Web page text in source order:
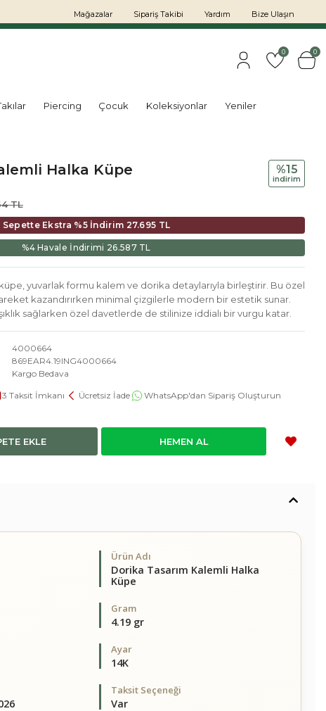
Mağazalar Sipariş Takibi Yardım Bize Ulaşın
0 0
Piercing Çocuk Koleksiyonlar Yeniler
Halka Küpe
TL
%15
i̇ndi̇ri̇m
Sepette Ekstra %5 İndirim 27.695 TL
%4 Havale İndirimi 26.587 TL
yuvarlak formu kalem ve dorika detaylarıyla birleştirir. Bu özel
kazandırırken minimal çizgilerle modern bir estetik sunar.
sağlarken özel davetlerde de stilinize iddialı bir vurgu katar.
4000664
869EAR4.19ING4000664
Kargo Bedava
3 Taksit İmkanı Ücretsiz İade WhatsApp'dan Sipariş Oluşturun
EKLE HEMEN AL
Ürün Adı
Dorika Tasarım Kalemli Halka
Küpe
Gram
4.19 gr
Ayar
14K
Taksit Seçeneği
Var